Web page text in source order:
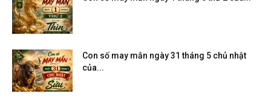
Con số may mắn ngày 31 tháng 5 chủ nhật
của...